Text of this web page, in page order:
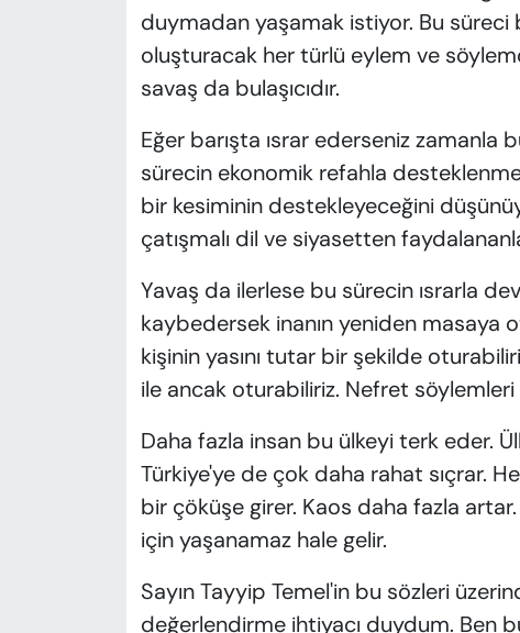
duymadan yaşamak istiyor. Bu
oluşturacak her türlü eylem ve
savaş da bulaşıcıdır.
Eğer barışta ısrar ederseniz zamanla
sürecin ekonomik refahla
bir kesiminin destekleyeceğini
çatışmalı dil ve siyasetten
Yavaş da ilerlese bu sürecin ısrarla
kaybedersek inanın yeniden masaya
kişinin yasını tutar bir şekilde
ile ancak oturabiliriz. Nefret
Daha fazla insan bu ülkeyi terk eder.
Türkiye'ye de çok daha rahat sıçrar.
bir çöküşe girer. Kaos daha fazla
için yaşanamaz hale gelir.
Sayın Tayyip Temel'in bu sözleri
değerlendirme ihtiyacı duydum. Ben